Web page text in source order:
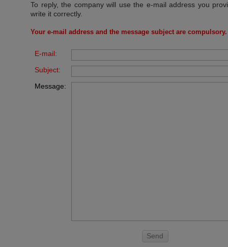
To reply, the company will use the e-mail address you
write it correctly.
Your e-mail address and the message subject are compulsory.
E-mail:
Subject:
Message:
Send